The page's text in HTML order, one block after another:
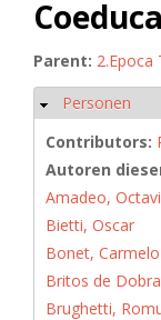
Parent: 2.Epoca
Hide
Personen
Contributors:
Autoren
Amadeo,
Bietti, Oscar
Bonet,
Britos de
Brughetti,